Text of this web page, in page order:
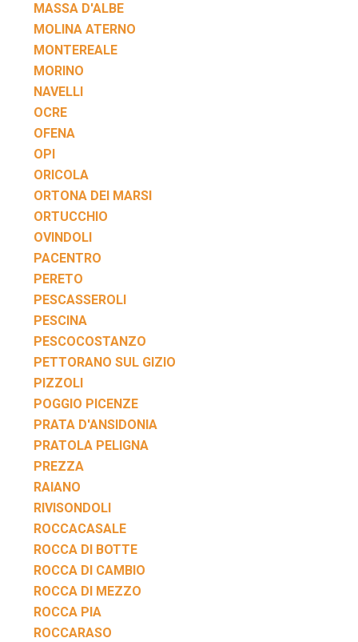
MASSA D'ALBE
MOLINA ATERNO
MONTEREALE
MORINO
NAVELLI
OCRE
OFENA
OPI
ORICOLA
ORTONA DEI MARSI
ORTUCCHIO
OVINDOLI
PACENTRO
PERETO
PESCASSEROLI
PESCINA
PESCOCOSTANZO
PETTORANO SUL GIZIO
PIZZOLI
POGGIO PICENZE
PRATA D'ANSIDONIA
PRATOLA PELIGNA
PREZZA
RAIANO
RIVISONDOLI
ROCCACASALE
ROCCA DI BOTTE
ROCCA DI CAMBIO
ROCCA DI MEZZO
ROCCA PIA
ROCCARASO